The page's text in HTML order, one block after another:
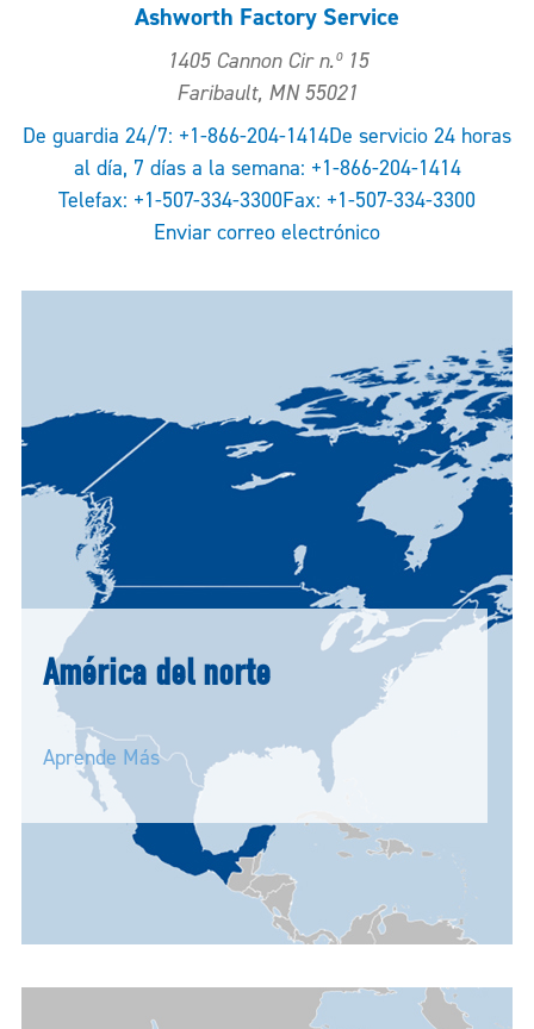
Ashworth Factory Service
1405 Cannon Cir n.º 15
Faribault, MN 55021
De guardia 24/7: +1-866-204-1414De servicio 24 horas
al día, 7 días a la semana: +1-866-204-1414
Telefax: +1-507-334-3300Fax: +1-507-334-3300
Enviar correo electrónico
América del norte
Aprende Más